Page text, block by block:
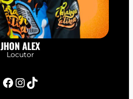
JHON ALEX
Locutor
Facebook InstagramTikTok